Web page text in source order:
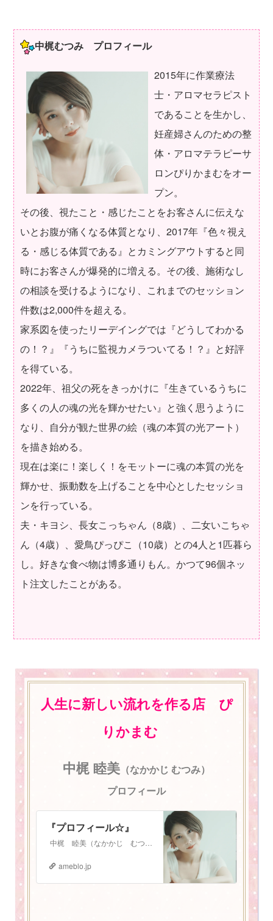
中梶むつみ プロフィール
2015年に作業療法
士・アロマセラピスト
であることを生かし、
妊産婦さんのための整
体・アロマテラピーサ
ロンぴりかまむをオー
プン。
その後、視たこと・感じたことをお客さんに伝えな
いとお腹が痛くなる体質となり、2017年『色々視え
る・感じる体質である』とカミングアウトすると同
時にお客さんが爆発的に増える。その後、施術なし
の相談を受けるようになり、これまでのセッション
件数は2,000件を超える。
家系図を使ったリーデイングでは『どうしてわかる
の！？』『うちに監視カメラついてる！？』と好評
を得ている。
2022年、祖父の死をきっかけに『生きているうちに
多くの人の魂の光を輝かせたい』と強く思うように
なり、自分が観た世界の絵（魂の本質の光アート）
を描き始める。
現在は楽に！楽しく！をモットーに魂の本質の光を
輝かせ、振動数を上げることを中心としたセッショ
ンを行っている。
夫・キヨシ、長女こっちゃん（8歳）、二女いこちゃ
ん（4歳）、愛鳥ぴっぴこ（10歳）との4人と1匹暮ら
し。好きな食べ物は博多通りもん。かつて96個ネッ
ト注文したことがある。
人生に新しい流れを作る店 ぴ
りかまむ
中梶 睦美 （なかかじ むつみ）
プロフィール
『プロフィール☆』
ameblo.jp